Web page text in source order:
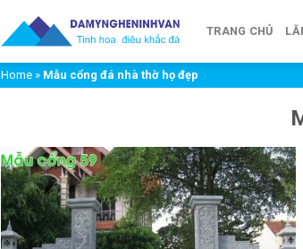
TRANG CHỦ
Home » Mẫu cổng đá nhà thờ họ đẹp